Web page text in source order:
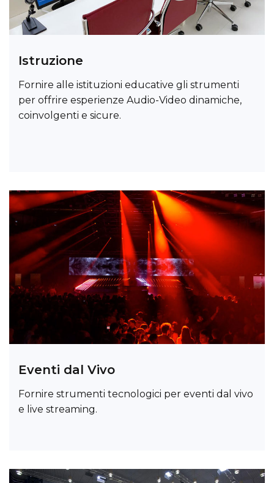
Istruzione
Fornire alle istituzioni educative gli strumenti
per offrire esperienze Audio-Video dinamiche,
coinvolgenti e sicure.
Eventi dal Vivo
Fornire strumenti tecnologici per eventi dal vivo
e live streaming.